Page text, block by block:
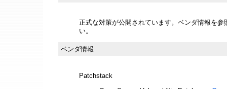
正式な対策が公開されています。ベンダ情報を
い。
ベンダ情報
Patchstack